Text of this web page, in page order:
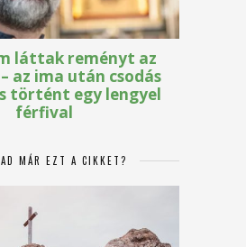
MÁR EZT A CIKKET?